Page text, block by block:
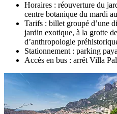
Horaires : réouverture du
centre botanique du mardi
Tarifs : billet groupé d’une
jardin exotique, à la grotte
d’anthropologie
Stationnement : parking
Accès en bus : arrêt Villa